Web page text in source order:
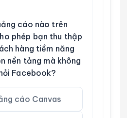
cáo nào trên
phép bạn thu thập
hàng tiềm năng
nền tảng mà không
Facebook?
cáo Canvas